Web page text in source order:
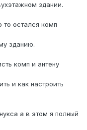
здании.
то остался комп
зданию.
комп и антену
и как настроить
а в этом я полный